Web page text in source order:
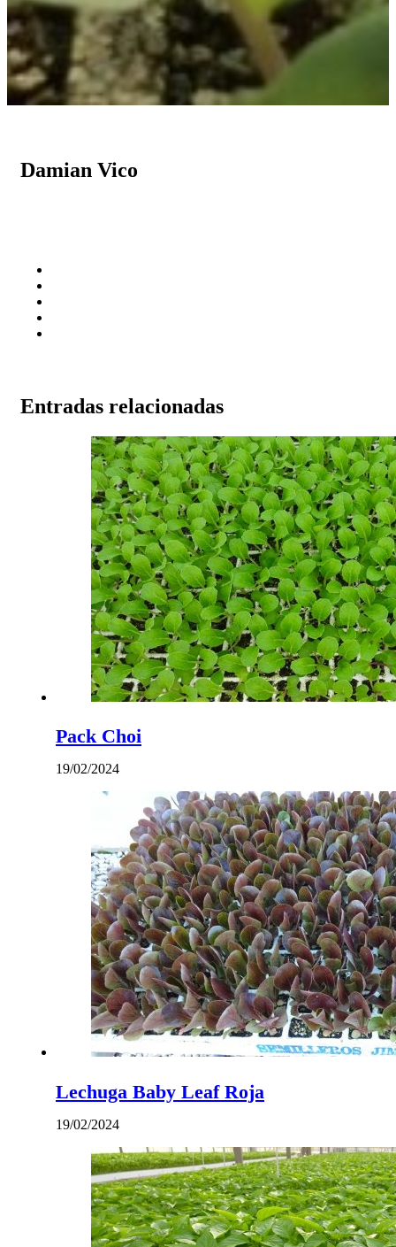
Damian Vico
Entradas relacionadas
Pack Choi
19/02/2024
Lechuga Baby Leaf Roja
19/02/2024